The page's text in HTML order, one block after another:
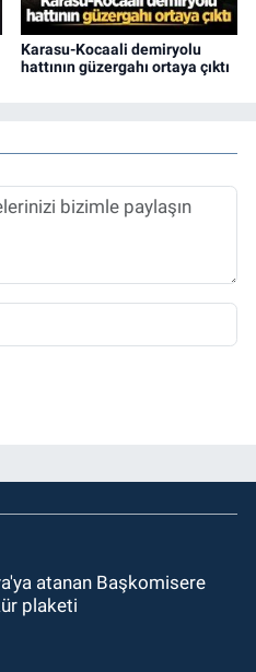
Karasu-Kocaali demiryolu
hattının güzergahı ortaya çıktı
atanan Başkomisere
plaketi